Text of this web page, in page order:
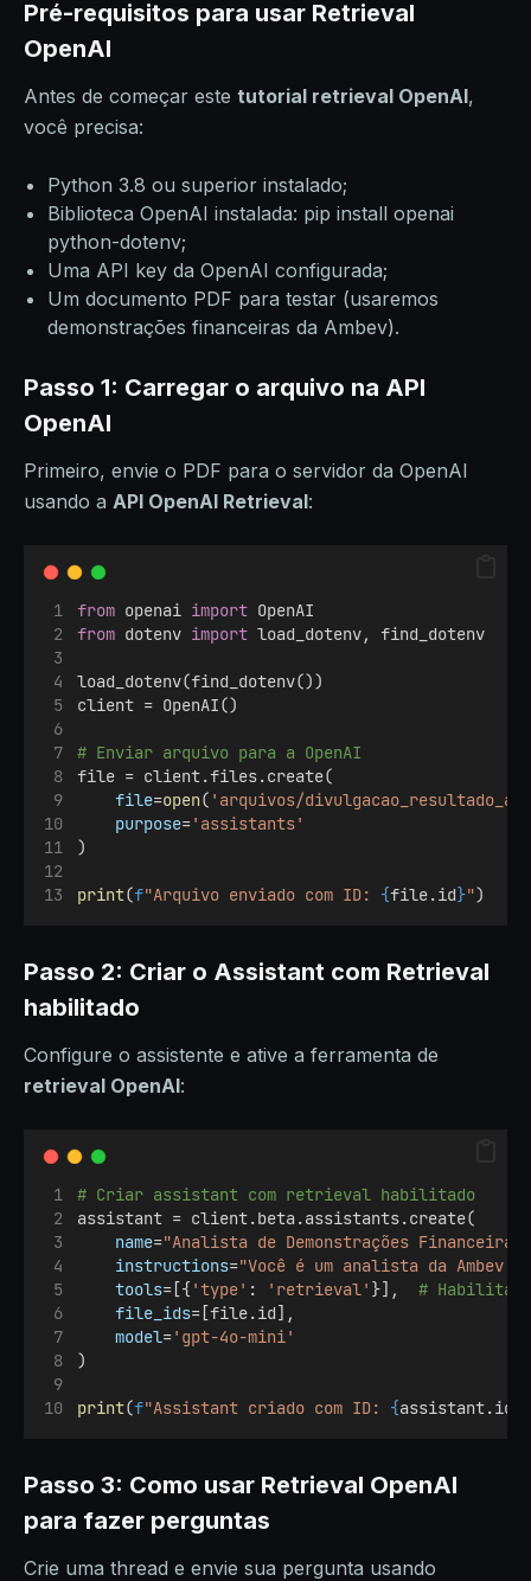
Pré-requisitos para usar Retrieval
OpenAI
Antes de começar este tutorial retrieval OpenAI,
você precisa:
Python 3.8 ou superior instalado;
Biblioteca OpenAI instalada: pip install openai
python-dotenv;
Uma API key da OpenAI configurada;
Um documento PDF para testar (usaremos
demonstrações financeiras da Ambev).
Passo 1: Carregar o arquivo na API
OpenAI
Primeiro, envie o PDF para o servidor da OpenAI
usando a API OpenAI Retrieval:
from openai import OpenAI
from dotenv import load_dotenv, find_dotenv
load_dotenv(find_dotenv())
client = OpenAI()
# Enviar arquivo para a OpenAI
file = client.files.create(
file=open( 'arquivos/
purpose='assistants'
)
print(f"Arquivo enviado com ID: {file.id}")
Passo 2: Criar o Assistant com Retrieval
habilitado
Configure o assistente e ative a ferramenta de
retrieval OpenAI:
# Criar assistant com retrieval habilitado
assistant = client.beta.assistants.create(
name="Analista de Demonstrações Financeiras"
instructions="Você é um analista da Ambev.
tools=[{ 'type' : 'retrieval' }], # Habilita
file_ids=[file.id],
model='gpt-4o-mini'
)
print(f"Assistant criado com ID: {assistant.id
Passo 3: Como usar Retrieval OpenAI
para fazer perguntas
Crie uma thread e envie sua pergunta usando